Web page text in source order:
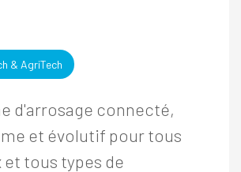
& AgriTech
d'arrosage connecté,
et évolutif pour tous
tous types de